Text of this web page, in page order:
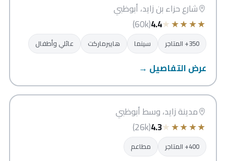
شارع حزاء بن زايد، أبوظبي
★
★
★
★
★
4.4
(60k)
350+ المتاجر سينما هايبرماركت عائلي وأطفال
عرض التفاصيل →
أبوظبي
مركز مدينة زايد للتسوق والذهب
مدينة زايد، وسط أبوظبي
★
★
★
★
★
4.3
(26k)
400+ المتاجر مطاعم